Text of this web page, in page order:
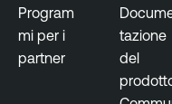
Program
mi per i
partner
tazione
del